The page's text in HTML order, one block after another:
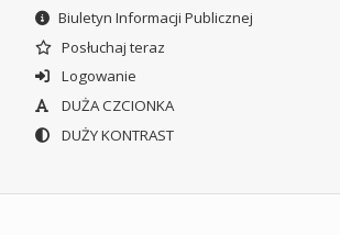
Biuletyn Informacji Publicznej
Posłuchaj teraz
Logowanie
DUŻA CZCIONKA
DUŻY KONTRAST